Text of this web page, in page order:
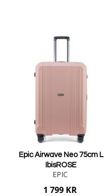
Epic Airwave Neo 75cm L
IbisROSE
EPIC
1 799 KR